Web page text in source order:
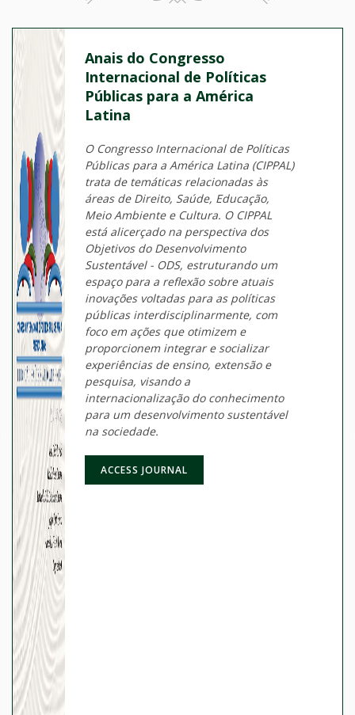
Anais do Congresso
Internacional de Políticas
Públicas para a América
Latina
O Congresso Internacional de Políticas
Públicas para a América Latina (CIPPAL)
trata de temáticas relacionadas às
áreas de Direito, Saúde, Educação,
Meio Ambiente e Cultura. O CIPPAL
está alicerçado na perspectiva dos
Objetivos do Desenvolvimento
Sustentável - ODS, estruturando um
espaço para a reflexão sobre atuais
inovações voltadas para as políticas
públicas interdisciplinarmente, com
foco em ações que otimizem e
proporcionem integrar e socializar
experiências de ensino, extensão e
pesquisa, visando a
internacionalização do conhecimento
para um desenvolvimento sustentável
na sociedade.
ACCESS JOURNAL